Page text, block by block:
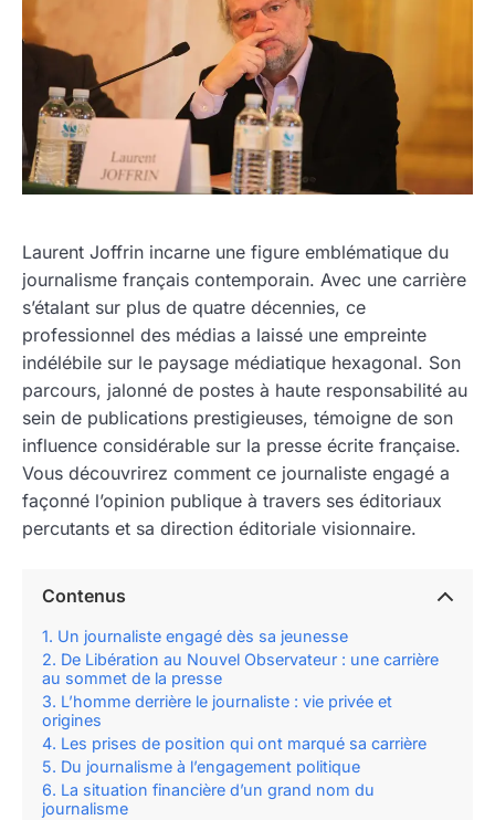
Laurent Joffrin incarne une figure emblématique du
journalisme français contemporain. Avec une carrière
s’étalant sur plus de quatre décennies, ce
professionnel des médias a laissé une empreinte
indélébile sur le paysage médiatique hexagonal. Son
parcours, jalonné de postes à haute responsabilité au
sein de publications prestigieuses, témoigne de son
influence considérable sur la presse écrite française.
Vous découvrirez comment ce journaliste engagé a
façonné l’opinion publique à travers ses éditoriaux
percutants et sa direction éditoriale visionnaire.
Contenus
Un journaliste engagé dès sa jeunesse
De Libération au Nouvel Observateur : une carrière
au sommet de la presse
L’homme derrière le journaliste : vie privée et
origines
Les prises de position qui ont marqué sa carrière
Du journalisme à l’engagement politique
La situation financière d’un grand nom du
journalisme